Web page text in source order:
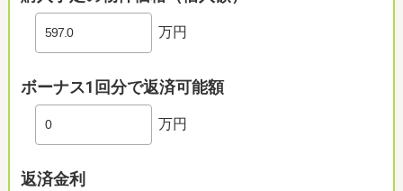
万円
ボーナス1回分で返済可能額
万円
返済金利